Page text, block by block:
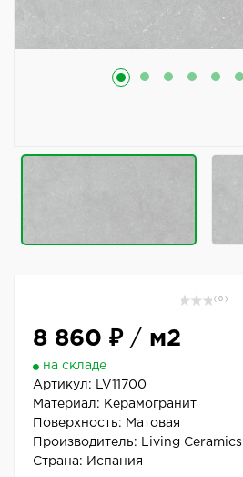
( 0 )
8 860 ₽/ м2
на складе
Артикул:
LV11700
Материал: Керамогранит
Поверхность: Матовая
Производитель:
Living Ceramics
Страна: Испания